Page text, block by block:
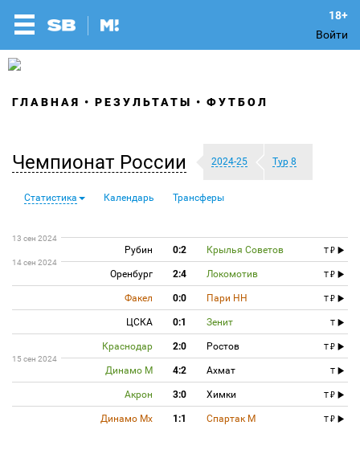
Войти
ГЛАВНАЯ РЕЗУЛЬТАТЫ ФУТБОЛ
Чемпионат России 2024-25 Тур 8
Статистика Календарь Трансферы
13 сен 2024
Рубин 0:2 Крылья Советов
T
14 сен 2024
Оренбург 2:4 Локомотив T
Факел 0:0 Пари НН T
ЦСКА 0:1 Зенит T
Краснодар 2:0 Ростов
T
15 сен 2024
Динамо М 4:2 Ахмат T
Акрон 3:0 Химки T
Динамо Мх 1:1 Спартак М T